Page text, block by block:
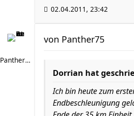
02.04.2011, 23:42
Panther75
von Panther75
Dorrian hat
Ich bin heute zum
Endbeschleunigung